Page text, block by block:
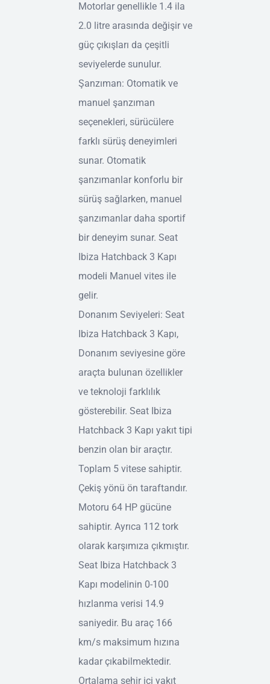
Motorlar genellikle 1.4 ila
2.0 litre arasında değişir ve
güç çıkışları da çeşitli
seviyelerde sunulur.
Şanzıman: Otomatik ve
manuel şanzıman
seçenekleri, sürücülere
farklı sürüş deneyimleri
sunar. Otomatik
şanzımanlar konforlu bir
sürüş sağlarken, manuel
şanzımanlar daha sportif
bir deneyim sunar. Seat
Ibiza Hatchback 3 Kapı
modeli Manuel vites ile
gelir.
Donanım Seviyeleri: Seat
Ibiza Hatchback 3 Kapı,
Donanım seviyesine göre
araçta bulunan özellikler
ve teknoloji farklılık
gösterebilir. Seat Ibiza
Hatchback 3 Kapı yakıt tipi
benzin olan bir araçtır.
Toplam 5 vitese sahiptir.
Çekiş yönü ön taraftandır.
Motoru 64 HP gücüne
sahiptir. Ayrıca 112 tork
olarak karşımıza çıkmıştır.
Seat Ibiza Hatchback 3
Kapı modelinin 0-100
hızlanma verisi 14.9
saniyedir. Bu araç 166
km/s maksimum hızına
kadar çıkabilmektedir.
Ortalama şehir içi yakıt